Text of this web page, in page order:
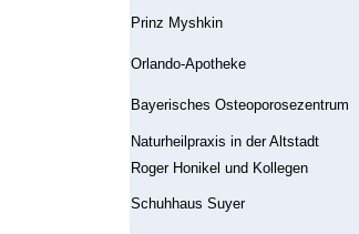
Prinz Myshkin
Orlando-Apotheke
Bayerisches Osteoporosezentrum
Naturheilpraxis in der Altstadt
Roger Honikel und Kollegen
Schuhhaus Suyer